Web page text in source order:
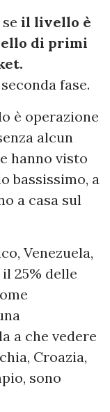
il livello è
di primi
fase.
è operazione
alcun
hanno visto
bassissimo, a
a casa sul
Venezuela,
25% delle
a che vedere
Croazia,
sono